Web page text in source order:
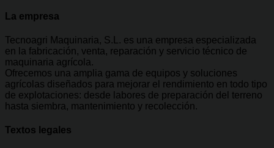
La empresa
Tecnoagri Maquinaria, S.L. es una empresa especializada
en la fabricación, venta, reparación y servicio técnico de
maquinaria agrícola.
Ofrecemos una amplia gama de equipos y soluciones
agrícolas diseñados para mejorar el rendimiento en todo tipo
de explotaciones: desde labores de preparación del terreno
hasta siembra, mantenimiento y recolección.
Textos legales